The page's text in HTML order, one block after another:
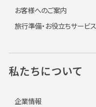
お客様へのご案内
旅行準備・お役立ちサービス
私たちについて
企業情報